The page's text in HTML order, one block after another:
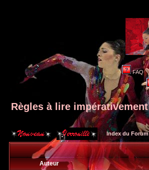
FAQ
Règles à lire impérativement
Index du Forum
Auteur